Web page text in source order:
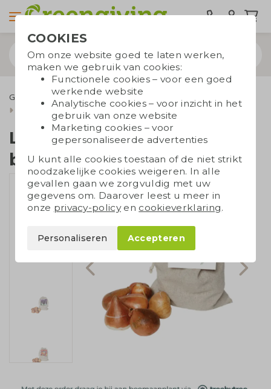
Groene relatiegeschenken
Bloembollen geschenk
Linnen zakjes bloembollen
Linnen zakjes
bloembollen
COOKIES
Om onze website goed te laten werken,
maken we gebruik van cookies:
Functionele cookies – voor een goed
werkende website
Analytische cookies – voor inzicht in het
gebruik van onze website
Marketing cookies – voor
gepersonaliseerde advertenties
U kunt alle cookies toestaan of de niet strikt
noodzakelijke cookies weigeren. In alle
gevallen gaan we zorgvuldig met uw
gegevens om. Daarover leest u meer in
onze privacy-policyen cookieverklaring.
Personaliseren Accepteren